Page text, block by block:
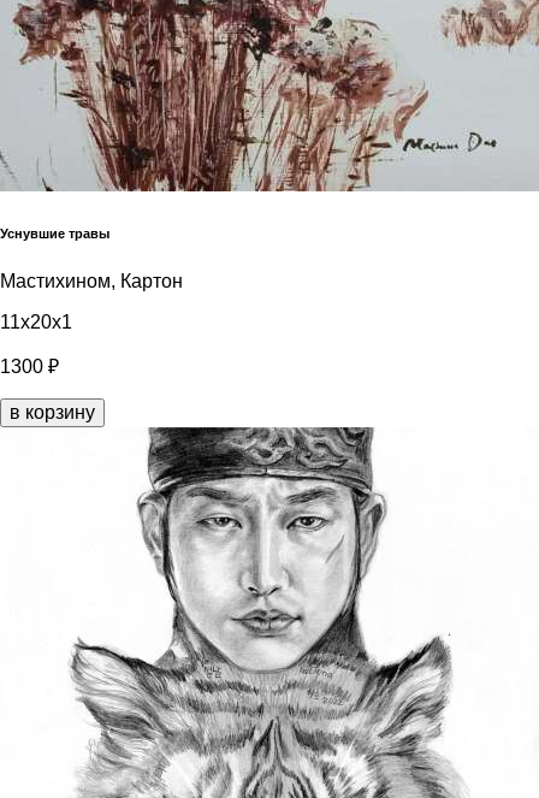
Уснувшие травы
Мастихином, Картон
11x20x1
1300 ₽
в корзину